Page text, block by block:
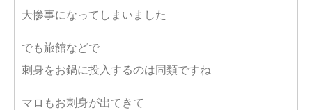
大惨事になってしまいました
でも旅館などで
刺身をお鍋に投入するのは同類ですね
マロもお刺身が出てきて